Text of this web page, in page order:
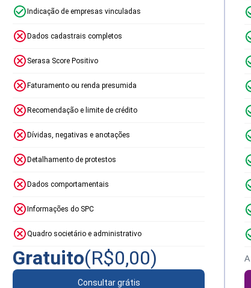
Indicação de empresas vinculadas
Dados cadastrais completos
Serasa Score Positivo
Faturamento ou renda presumida
Recomendação e limite de crédito
Dívidas, negativas e anotações
Detalhamento de protestos
Dados comportamentais
Informações do SPC
Quadro societário e administrativo
Gratuito(R$0,00)
Consultar grátis